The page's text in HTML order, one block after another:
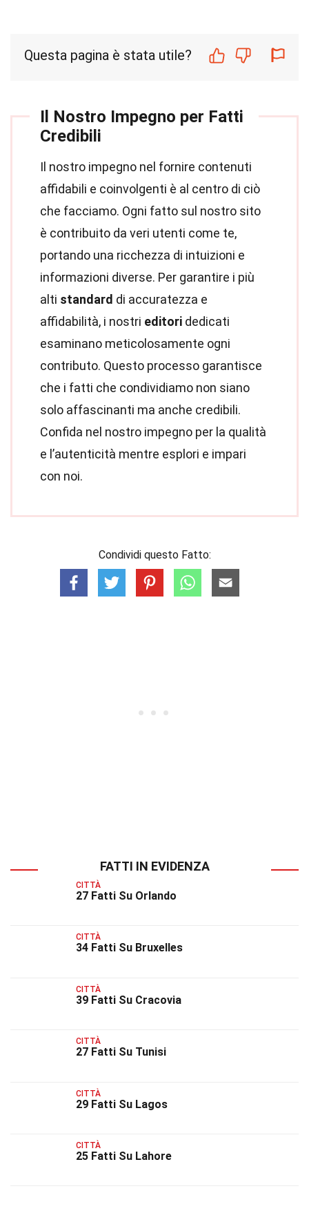
Questa pagina è stata utile?
Il Nostro Impegno per Fatti
Credibili
Il nostro impegno nel fornire contenuti
affidabili e coinvolgenti è al centro di ciò
che facciamo. Ogni fatto sul nostro sito
è contribuito da veri utenti come te,
portando una ricchezza di intuizioni e
informazioni diverse. Per garantire i più
alti standard di accuratezza e
affidabilità, i nostri editori dedicati
esaminano meticolosamente ogni
contributo. Questo processo garantisce
che i fatti che condividiamo non siano
solo affascinanti ma anche credibili.
Confida nel nostro impegno per la qualità
e l’autenticità mentre esplori e impari
con noi.
Condividi questo Fatto:
FATTI IN EVIDENZA
CITTÀ
27 Fatti Su Orlando
CITTÀ
34 Fatti Su Bruxelles
CITTÀ
39 Fatti Su Cracovia
CITTÀ
27 Fatti Su Tunisi
CITTÀ
29 Fatti Su Lagos
CITTÀ
25 Fatti Su Lahore